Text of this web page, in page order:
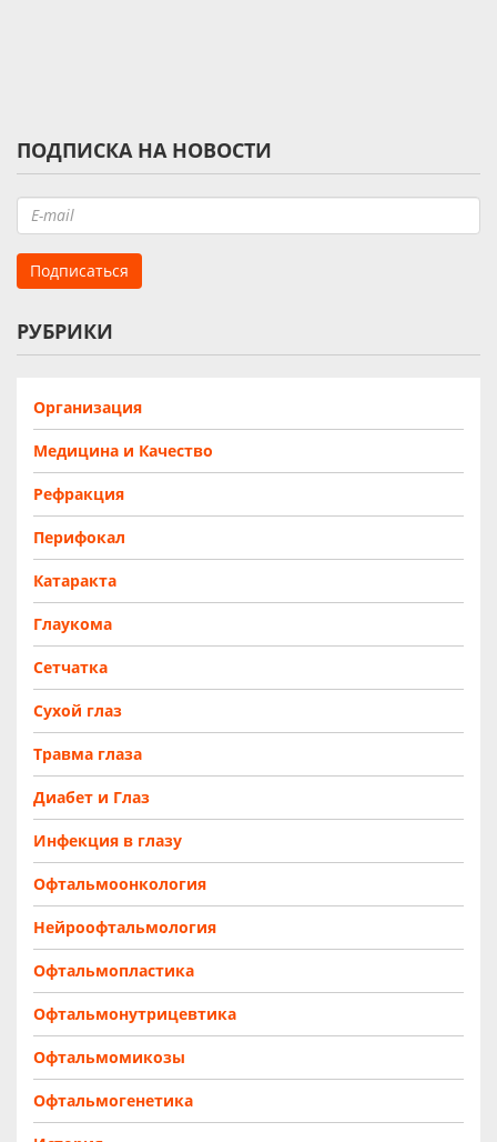
ПОДПИСКА НА НОВОСТИ
РУБРИКИ
Организация
Медицина и Качество
Рефракция
Перифокал
Катаракта
Глаукома
Сетчатка
Сухой глаз
Травма глаза
Диабет и Глаз
Инфекция в глазу
Офтальмоонкология
Нейроофтальмология
Офтальмопластика
Офтальмонутрицевтика
Офтальмомикозы
Офтальмогенетика